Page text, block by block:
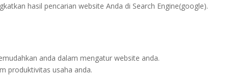
hasil pencarian website Anda di Search Engine(google).
anda dalam mengatur website anda.
produktivitas usaha anda.